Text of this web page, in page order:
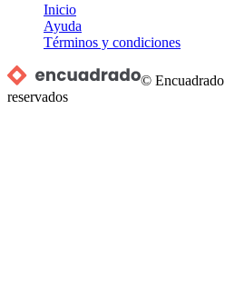
Inicio
Ayuda
Términos y condiciones
© Encuadrado
reservados